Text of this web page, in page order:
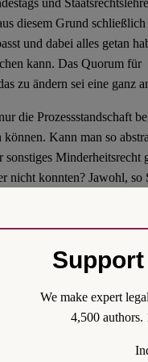
diesem Grund
und dabei alles getan
kann. Das Quorum für
zu ändern sei eine ganz
die Prozessstandschaft
Kann man so
Minderheitsrecht
nicht konnten? Jawohl, so
die politische Lage.
sie verfassungsrechtlichen
Mandant und Ex-
ohne nötiges Quorum
wir sind zwar zu
zu können, darüber
Idee zu frech”
We make expert
4,500